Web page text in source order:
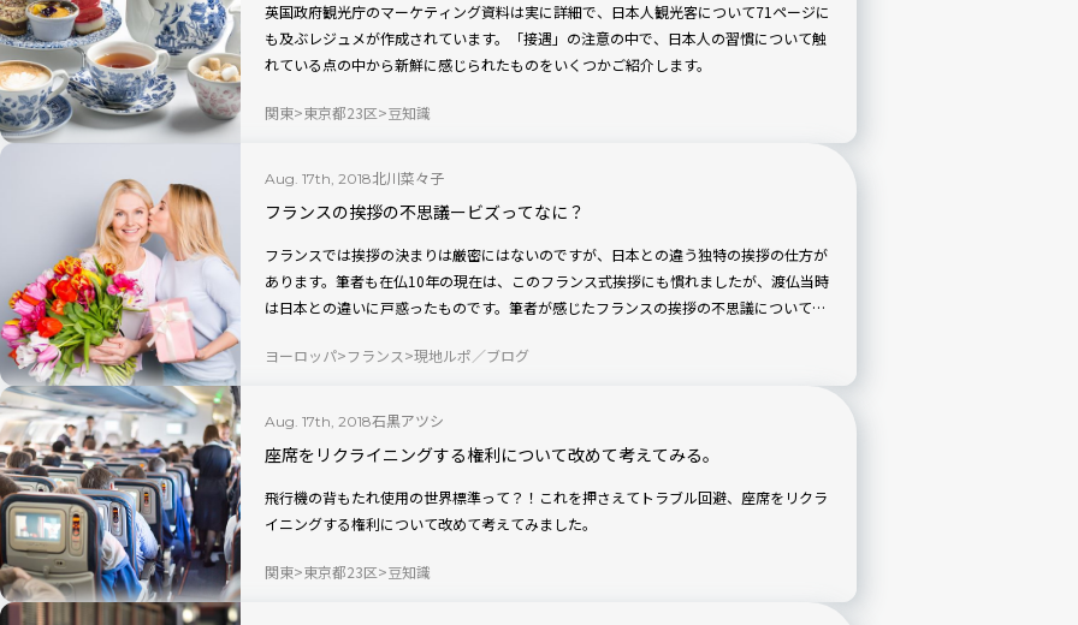
英国政府観光庁のマーケティング資料は実に詳細で、日本人観光客について71ページに
も及ぶレジュメが作成されています。「接遇」の注意の中で、日本人の習慣について触
れている点の中から新鮮に感じられたものをいくつかご紹介します。
関東 東京都23区 豆知識
Aug. 17th, 2018北川菜々子
フランスの挨拶の不思議ービズってなに？
フランスでは挨拶の決まりは厳密にはないのですが、日本との違う独特の挨拶の仕方が
あります。筆者も在仏10年の現在は、このフランス式挨拶にも慣れましたが、渡仏当時
は日本との違いに戸惑ったものです。筆者が感じたフランスの挨拶の不思議についてお
ヨーロッパ フランス 現地ルポ／ブログ
Aug. 17th, 2018石黒アツシ
座席をリクライニングする権利について改めて考えてみる。
飛行機の背もたれ使用の世界標準って？！これを押さえてトラブル回避、座席をリクラ
イニングする権利について改めて考えてみました。
関東 東京都23区 豆知識